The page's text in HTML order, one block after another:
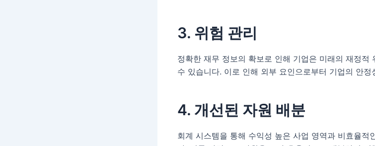
3. 위험 관리
정확한 재무 정보의 확보로 인해 기업은 미래의 재정적
수 있습니다. 이로 인해 외부 요인으로부터 기업의 안
4. 개선된 자원 배분
회계 시스템을 통해 수익성 높은 사업 영역과 비효율적